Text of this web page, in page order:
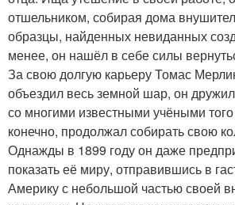
отшельником, собирая дома
образцы, найденных невиданных
менее, он нашёл в себе силы
За свою долгую карьеру Томас
объездил весь земной шар, он
со многими известными учёными
конечно, продолжал собирать свою
Однажды в 1899 году он даже
показать её миру, отправившись в
Америку с небольшой частью своей